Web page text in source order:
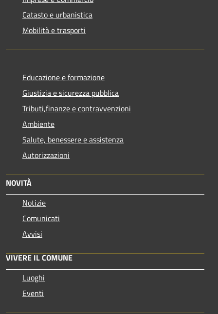
Catasto e urbanistica
Mobilità e trasporti
Educazione e formazione
Giustizia e sicurezza pubblica
Tributi,finanze e contravvenzioni
Ambiente
Salute, benessere e assistenza
Autorizzazioni
NOVITÀ
Notizie
Comunicati
Avvisi
VIVERE IL COMUNE
Luoghi
Eventi